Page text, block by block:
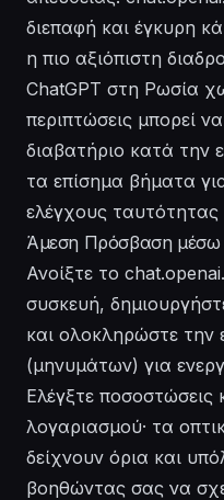
διεπαφή και έγκυρη
η πιο αξιόπιστη
ChatGPT στη Ρωσία
περιπτώσεις μπορεί
διαβατήριο κατά την
τα επίσημα βήματα
ελέγχους ταυτότητας
Άμεση Πρόσβαση μέσω
Ανοίξτε το
συσκευή,
και ολοκληρώστε την
(μηνυμάτων) για
Ελέγξτε ποσοστώσεις
λογαριασμού· τα
δείχνουν όρια και
βοηθώντας σας να